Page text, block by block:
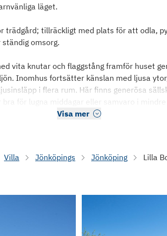
läget.
trädgård; tillräckligt med plats för att odla,
omsorg.
vita knutar och flaggstång framför huset
Inomhus fortsätter känslan med ljusa
i flera rum. Här finns generösa
för lugna middagar eller samvaro i mindre
Visa mer
Villa Jönköpings Jönköping Lilla